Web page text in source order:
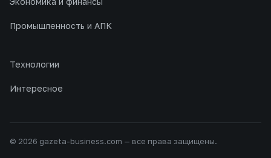
Промышленность и АПК
Технологии
Интересное
© 2026 gazeta-business.com — все права защищены.